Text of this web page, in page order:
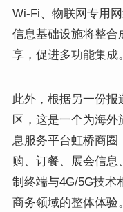
Wi-Fi、物联网专用
信息基础设施将整合
享，促进多功能集成。
此外，根据另一份
区，这是一个为海
息服务平台虹桥商圈
购、订餐、展会信息
制终端与4G/5G技术
商务领域的整体体验。